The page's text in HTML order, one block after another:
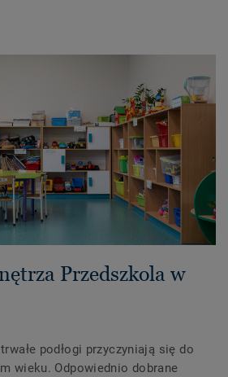
Przedszkola w
podłogi przyczyniają się do
wieku. Odpowiednio dobrane